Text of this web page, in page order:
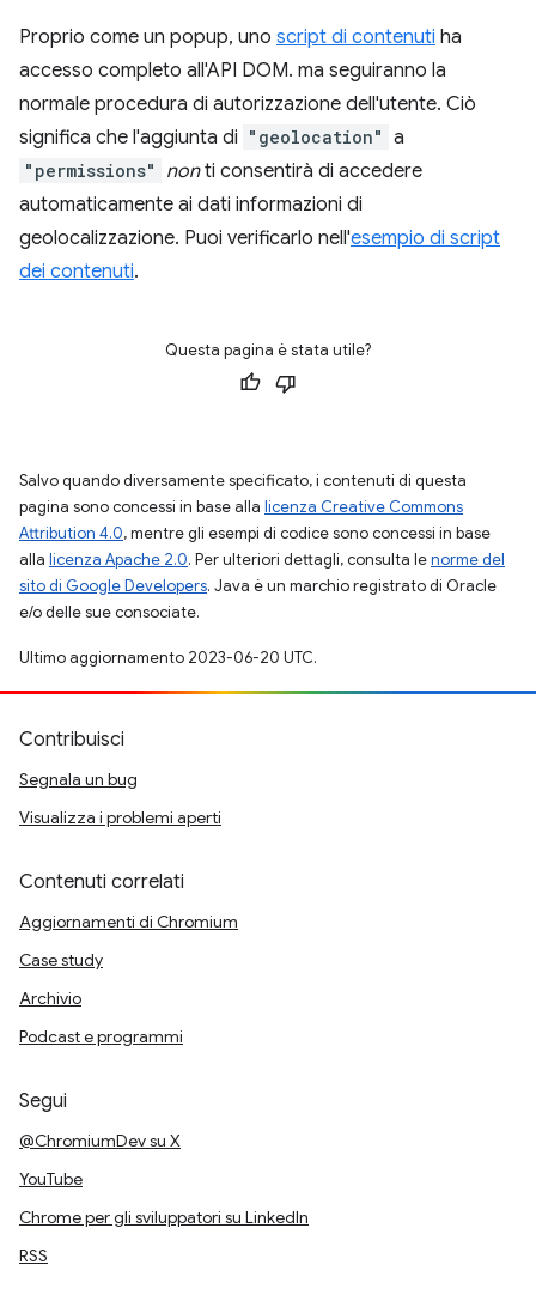
Proprio come un popup, uno script di contenuti ha
accesso completo all'API DOM. ma seguiranno la
normale procedura di autorizzazione dell'utente. Ciò
significa che l'aggiunta di "geolocation" a
"permissions" nonti consentirà di accedere
automaticamente ai dati informazioni di
geolocalizzazione. Puoi verificarlo nell'esempio di script
dei contenuti.
Questa pagina è stata utile?
Salvo quando diversamente specificato, i contenuti di questa
pagina sono concessi in base alla licenza Creative Commons
Attribution 4.0, mentre gli esempi di codice sono concessi in base
alla licenza Apache 2.0. Per ulteriori dettagli, consulta lenorme del
sito di Google Developers. Java è un marchio registrato di Oracle
e/o delle sue consociate.
Ultimo aggiornamento 2023-06-20 UTC.
Contribuisci
Segnala un bug
Visualizza i problemi aperti
Contenuti correlati
Aggiornamenti di Chromium
Case study
Archivio
Podcast e programmi
Segui
@ChromiumDev su X
YouTube
Chrome per gli sviluppatori su LinkedIn
RSS